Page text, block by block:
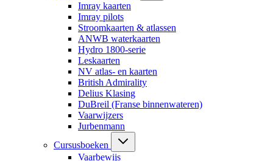
Imray kaarten
Imray pilots
Stroomkaarten & atlassen
ANWB waterkaarten
Hydro 1800-serie
Leskaarten
NV atlas- en kaarten
British Admirality
Delius Klasing
DuBreil (Franse binnenwateren)
Vaarwijzers
Jurbenmann
Cursusboeken
Vaarbewijs